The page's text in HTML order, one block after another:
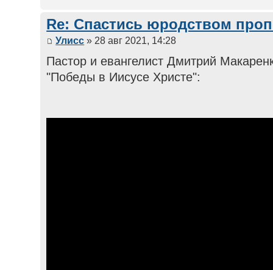
Re: Спастись юродством
Улисс » 28 авг 2021, 14:28
Пастор и евангелист Дмитрий
"Победы в Иисусе Христе":